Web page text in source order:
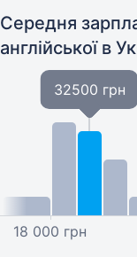
Середня
англійської в
18 000 грн
32500 грн